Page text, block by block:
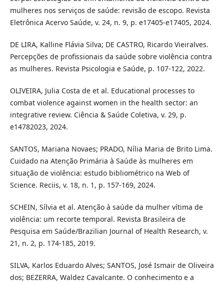
mulheres nos serviços de saúde: revisão de escopo. Revista
Eletrônica Acervo Saúde, v. 24, n. 9, p. e17405-e17405, 2024.
DE LIRA, Kalline Flávia Silva; DE CASTRO, Ricardo Vieiralves.
Percepções de profissionais da saúde sobre violência contra
as mulheres. Revista Psicologia e Saúde, p. 107-122, 2022.
OLIVEIRA, Julia Costa de et al. Educational processes to
combat violence against women in the health sector: an
integrative review. Ciência & Saúde Coletiva, v. 29, p.
e14782023, 2024.
SANTOS, Mariana Novaes; PRADO, Nília Maria de Brito Lima.
Cuidado na Atenção Primária à Saúde às mulheres em
situação de violência: estudo bibliométrico na Web of
Science. Reciis, v. 18, n. 1, p. 157-169, 2024.
SCHEIN, Sílvia et al. Atenção à saúde da mulher vítima de
violência: um recorte temporal. Revista Brasileira de
Pesquisa em Saúde/Brazilian Journal of Health Research, v.
21, n. 2, p. 174-185, 2019.
SILVA, Karlos Eduardo Alves; SANTOS, José Ismair de Oliveira
dos; BEZERRA, Waldez Cavalcante. O conhecimento e a